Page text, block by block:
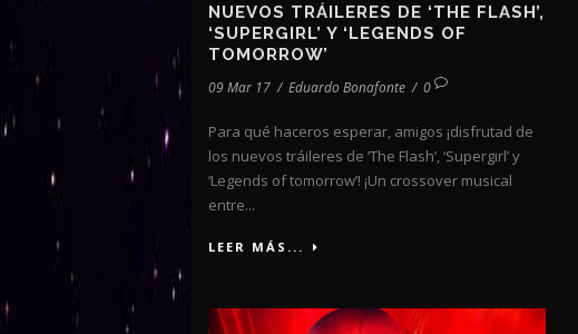
NUEVOS TRÁILERES DE ‘THE FLASH’,
‘SUPERGIRL’ Y ‘LEGENDS OF
TOMORROW’
09 Mar 17 / Eduardo Bonafonte / 0
Para qué haceros esperar, amigos ¡disfrutad de
los nuevos tráileres de ‘The Flash’, ‘Supergirl’ y
‘Legends of tomorrow’! ¡Un crossover musical
entre...
LEER MÁS...